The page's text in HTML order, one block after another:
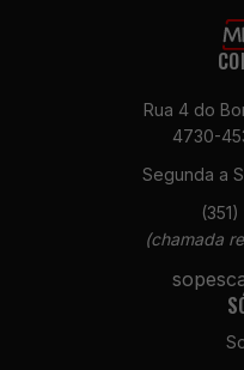
Rua 4 do
4730-
Segunda a
(chamada